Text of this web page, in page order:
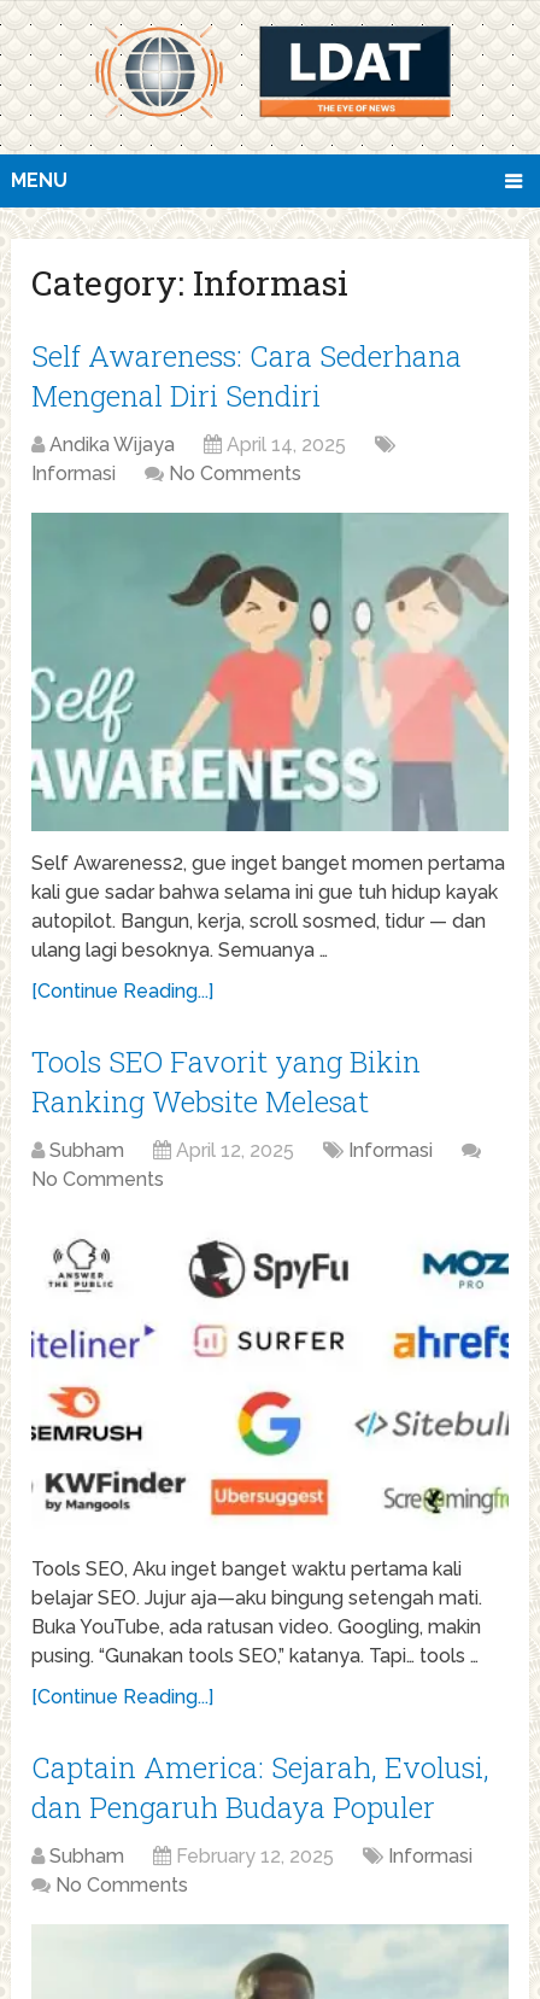
MENU
Category: Informasi
Self Awareness: Cara Sederhana
Mengenal Diri Sendiri
Andika Wijaya
April 14, 2025
Informasi
No Comments
Self Awareness2, gue inget banget momen pertama
kali gue sadar bahwa selama ini gue tuh hidup kayak
autopilot. Bangun, kerja, scroll sosmed, tidur — dan
ulang lagi besoknya. Semuanya …
[Continue Reading...]
Tools SEO Favorit yang Bikin
Ranking Website Melesat
Subham April 12, 2025
Informasi
No Comments
Tools SEO, Aku inget banget waktu pertama kali
belajar SEO. Jujur aja—aku bingung setengah mati.
Buka YouTube, ada ratusan video. Googling, makin
pusing. “Gunakan tools SEO,” katanya. Tapi… tools …
[Continue Reading...]
Captain America: Sejarah, Evolusi,
dan Pengaruh Budaya Populer
Subham February 12, 2025
Informasi
No Comments